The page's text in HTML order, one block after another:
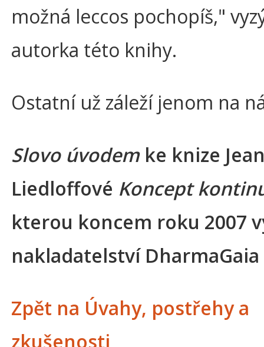
možná leccos pochopíš,"
autorka této knihy.
Ostatní už záleží jenom na
Slovo úvodemke knize
Liedloffové Koncept
kterou koncem roku 2007
nakladatelství DharmaGaia
Zpět na Úvahy, postřehy a
zkušenosti